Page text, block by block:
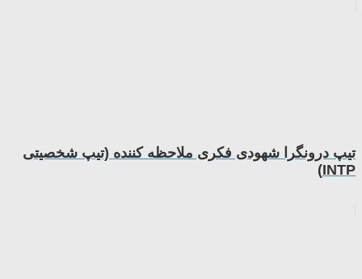
تیپ درونگرا شهودی فکری ملاحظه کننده (تیپ شخصیتی
INTP)